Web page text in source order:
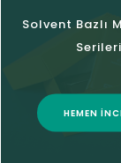
Solvent Bazlı
Serileri
HEMEN